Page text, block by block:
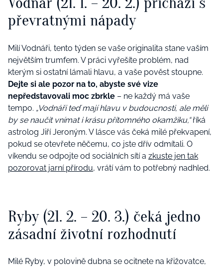
převratnými nápady
Milí Vodnáři, tento týden se vaše originalita stane vaším
největším trumfem. V práci vyřešíte problém, nad
kterým si ostatní lámali hlavu, a vaše pověst stoupne.
Dejte si ale pozor na to, abyste své vize
nepředstavovali moc zbrkle – ne každý má vaše
tempo. „Vodnáři teď mají hlavu v budoucnosti, ale měli
by se naučit vnímat i krásu přítomného okamžiku,“říká
astrolog Jiří Jeroným. V lásce vás čeká milé překvapení,
pokud se otevřete něčemu, co jste dřív odmítali. O
víkendu se odpojte od sociálních sítí a zkuste jen tak
pozorovat jarní přírodu, vrátí vám to potřebný nadhled.
Ryby (21. 2. – 20. 3.) čeká jedno
zásadní životní rozhodnutí
Milé Ryby, v polovině dubna se ocitnete na křižovatce,